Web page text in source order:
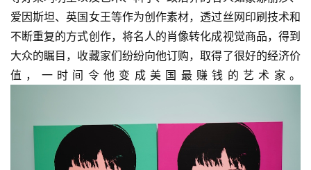
爱因斯坦、英国女王等作为创作素材，透过丝网印刷技术和
不断重复的方式创作，将名人的肖像转化成视觉商品，得到
大众的瞩目，收藏家们纷纷向他订购，取得了很好的经济价
值，一时间令他变成美国最赚钱的艺术家。